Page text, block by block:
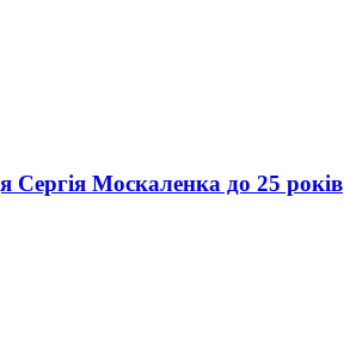
Сергія Москаленка до 25 років